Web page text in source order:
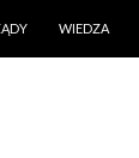
WIEDZA